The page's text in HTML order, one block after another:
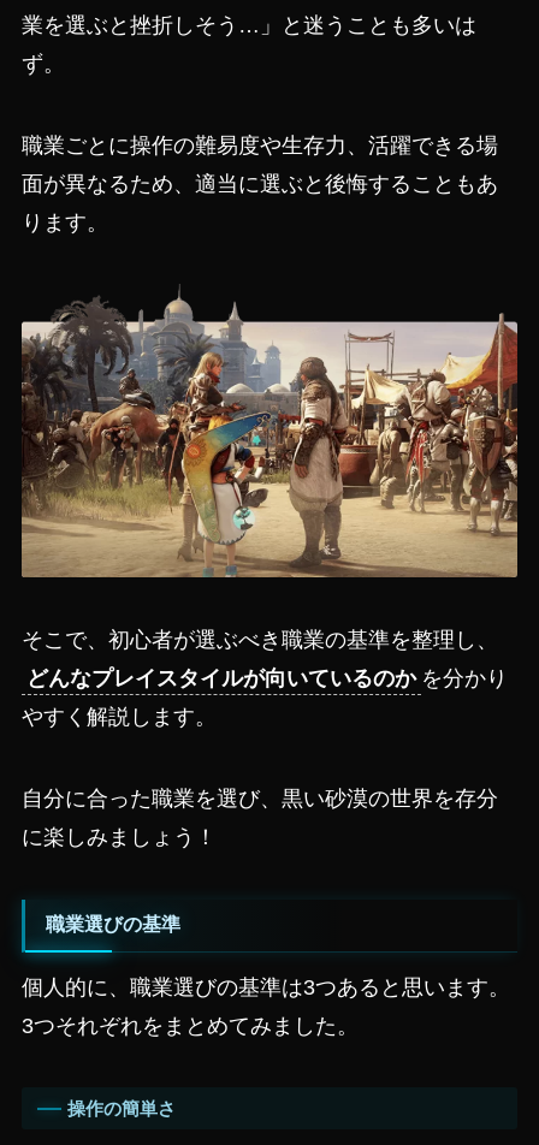
業を選ぶと挫折しそう…」と迷うことも多いは
ず。
職業ごとに操作の難易度や生存力、活躍できる場
面が異なるため、適当に選ぶと後悔することもあ
ります。
そこで、初心者が選ぶべき職業の基準を整理し、
どんなプレイスタイルが向いているのか を分かり
やすく解説します。
自分に合った職業を選び、黒い砂漠の世界を存分
に楽しみましょう！
職業選びの基準
個人的に、職業選びの基準は3つあると思います。
3つそれぞれをまとめてみました。
操作の簡単さ